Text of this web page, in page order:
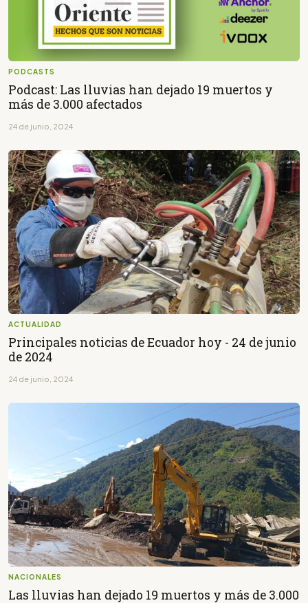
PODCASTS
Podcast: Las lluvias han dejado 19 muertos y
más de 3.000 afectados
24 de junio, 2024
ACTUALIDAD
Principales noticias de Ecuador hoy - 24 de junio
de 2024
24 de junio, 2024
NACIONALES
Las lluvias han dejado 19 muertos y más de 3.000